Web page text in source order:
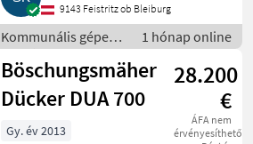
9143 Feistritz ob Bleiburg
Kommunális gépek /
Rézsűkasza
1 hónap online
Böschungsmäher
Dücker DUA 700
28.200
€
ÁFA nem
érvényesíthető
Gy. év 2013